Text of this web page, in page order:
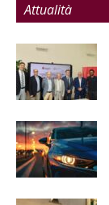
Attualità